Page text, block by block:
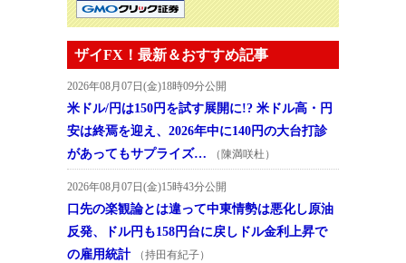
ザイFX！最新＆おすすめ記事
2026年08月07日(金)18時09分公開
米ドル/円は150円を試す展開に!? 米ドル高・円
安は終焉を迎え、2026年中に140円の大台打診
があってもサプライズ…
（陳満咲杜）
2026年08月07日(金)15時43分公開
口先の楽観論とは違って中東情勢は悪化し原油
反発、ドル円も158円台に戻しドル金利上昇で
の雇用統計
（持田有紀子）